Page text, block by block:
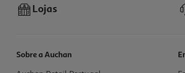
Lojas
Sobre a Auchan